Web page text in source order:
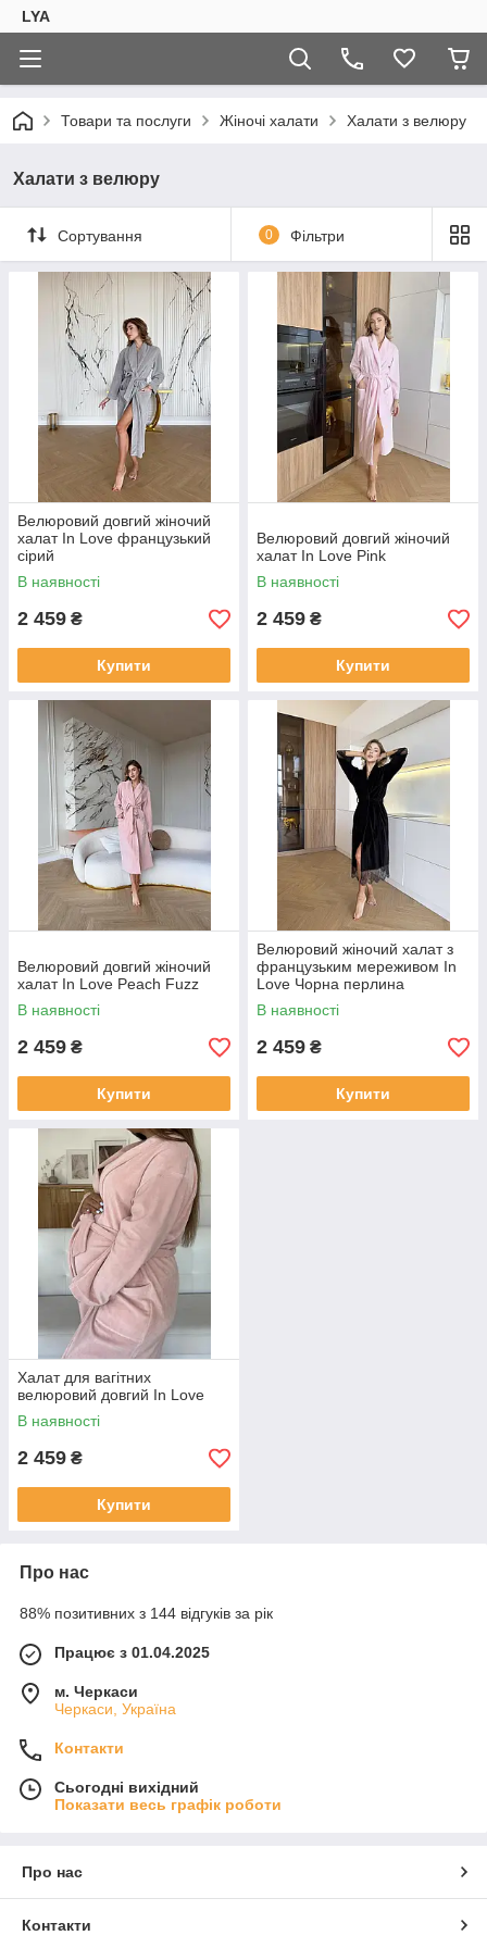
LYA
Товари та послуги Жіночі халати Халати з велюру
Халати з велюру
Сортування 0 Фільтри
Велюровий довгий жіночий
халат In Love французький
сірий
В наявності
2 459 ₴
Купити
Велюровий довгий жіночий
халат In Love Pink
В наявності
2 459 ₴
Купити
Велюровий довгий жіночий
халат In Love Peach Fuzz
В наявності
2 459 ₴
Купити
Велюровий жіночий халат з
французьким мереживом In
Love Чорна перлина
В наявності
2 459 ₴
Купити
Халат для вагітних
велюровий довгий In Love
В наявності
2 459 ₴
Купити
Про нас
88% позитивних з 144 відгуків за рік
Працює з 01.04.2025
м. Черкаси
Черкаси, Україна
Контакти
Сьогодні вихідний
Показати весь графік роботи
Про нас
Контакти